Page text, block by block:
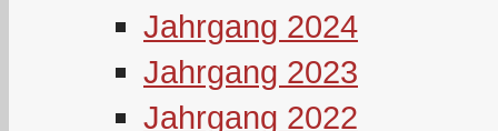
Jahrgang 2024
Jahrgang 2023
Jahrgang 2022